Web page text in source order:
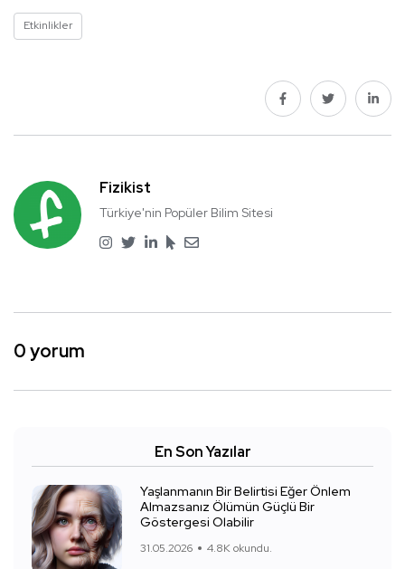
Etkinlikler
Fizikist
Türkiye'nin Popüler Bilim Sitesi
0 yorum
En Son Yazılar
Yaşlanmanın Bir Belirtisi Eğer Önlem
Almazsanız Ölümün Güçlü Bir
Göstergesi Olabilir
31.05.2026 4.8K okundu.